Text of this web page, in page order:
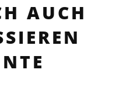
AUCH